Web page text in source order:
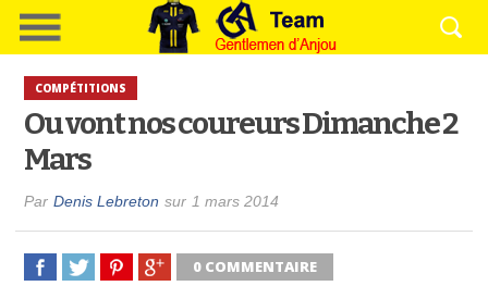
COMPÉTITIONS
Ou vont nos coureurs Dimanche 2
Mars
Par Denis Lebreton sur 1 mars 2014
0 COMMENTAIRE